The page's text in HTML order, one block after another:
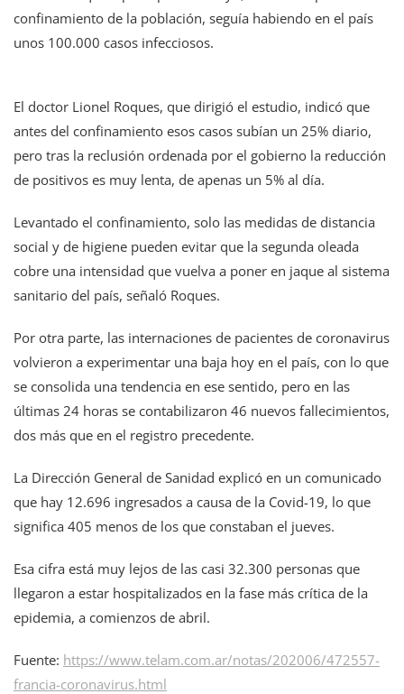
confinamiento de la población, seguía habiendo en el país
unos 100.000 casos infecciosos.
El doctor Lionel Roques, que dirigió el estudio, indicó que
antes del confinamiento esos casos subían un 25% diario,
pero tras la reclusión ordenada por el gobierno la reducción
de positivos es muy lenta, de apenas un 5% al día.
Levantado el confinamiento, solo las medidas de distancia
social y de higiene pueden evitar que la segunda oleada
cobre una intensidad que vuelva a poner en jaque al sistema
sanitario del país, señaló Roques.
Por otra parte, las internaciones de pacientes de coronavirus
volvieron a experimentar una baja hoy en el país, con lo que
se consolida una tendencia en ese sentido, pero en las
últimas 24 horas se contabilizaron 46 nuevos fallecimientos,
dos más que en el registro precedente.
La Dirección General de Sanidad explicó en un comunicado
que hay 12.696 ingresados a causa de la Covid-19, lo que
significa 405 menos de los que constaban el jueves.
Esa cifra está muy lejos de las casi 32.300 personas que
llegaron a estar hospitalizados en la fase más crítica de la
epidemia, a comienzos de abril.
Fuente: https://www.telam.com.ar/notas/202006/472557-
francia-coronavirus.html